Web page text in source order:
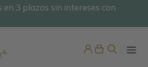
en 3 plazos sin intereses con
@undermonkeyskids